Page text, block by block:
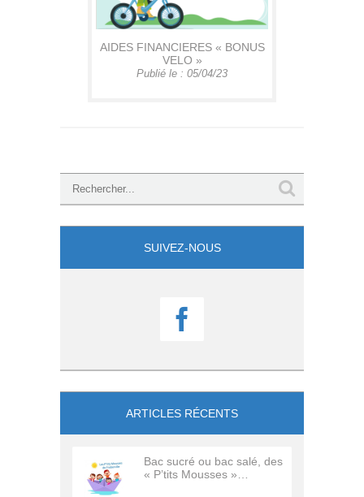
AIDES FINANCIERES « BONUS
VELO »
Publié le : 05/04/23
SUIVEZ-NOUS

ARTICLES RÉCENTS
Bac sucré ou bac salé, des
« P’tits Mousses »…